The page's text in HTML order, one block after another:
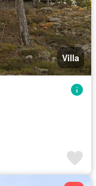
Villa